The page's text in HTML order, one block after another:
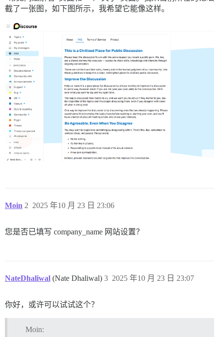
截了一张图，如下图所示，我希望它能像这样。
Moin 2025 年10 月 23 日 23:06
2
您是否已填写 company_name 网站设置？
NateDhaliwal (Nate Dhaliwal) 2025 年10 月 23 日 23:07
3
你好，或许可以试试这个？
Moin: